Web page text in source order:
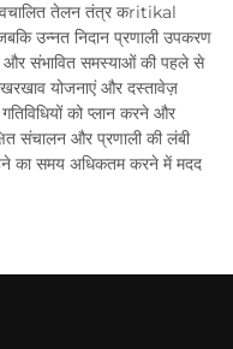
स्वचालित तेलन तंत्र कritikal
उन्नत निदान प्रणाली उपकरण
और संभावित समस्याओं की पहले से
योजनाएं और दस्तावेज़
को प्लान करने और
संचालन और प्रणाली की लंबी
का समय अधिकतम करने में मदद